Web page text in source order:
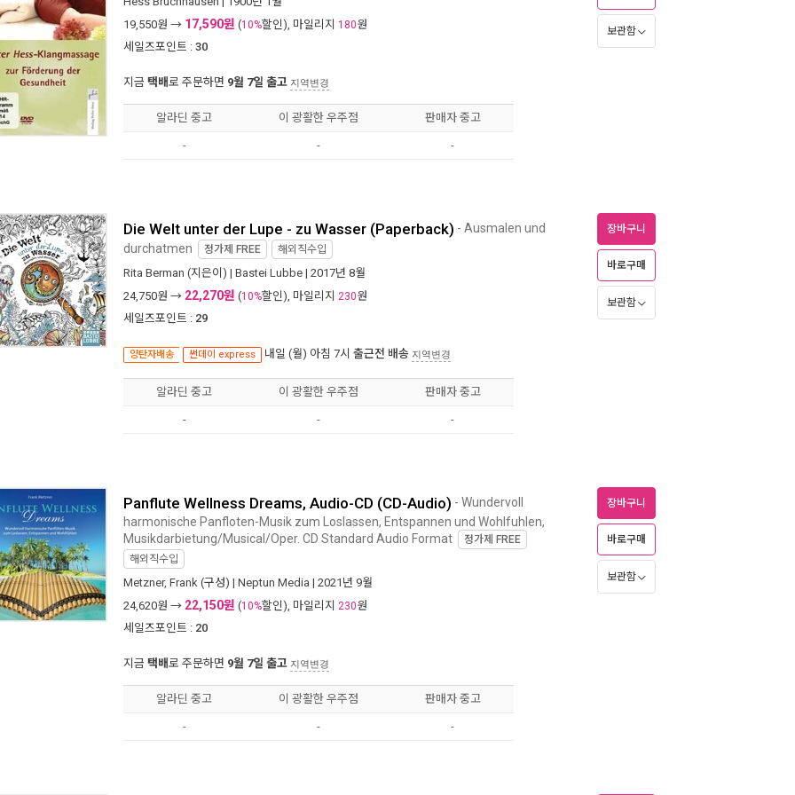
19,550원 → 17,590원 (10%할인), 마일리지 180원
세일즈포인트 : 30
지금 택배로 주문하면 9월 7일 출고 지역변경
보관함
알라딘 중고 이 광활한 우주점 판매자 중고
- - -
Die Welt unter der Lupe - zu Wasser (Paperback) - Ausmalen und
durchatmen 정가제 FREE 해외직수입
Rita Berman (지은이) | Bastei Lubbe | 2017년 8월
24,750원 → 22,270원 (10%할인), 마일리지 230원
세일즈포인트 : 29
양탄자배송 썬데이 express 내일 (월) 아침 7시 출근전 배송 지역변경
장바구니
바로구매
보관함
알라딘 중고 이 광활한 우주점 판매자 중고
- - -
Panflute Wellness Dreams, Audio-CD (CD-Audio) - Wundervoll
harmonische Panfloten-Musik zum Loslassen, Entspannen und Wohlfuhlen,
Musikdarbietung/Musical/Oper. CD Standard Audio Format
정가제
FREE
해외직수입
Metzner, Frank (구성) | Neptun Media | 2021년 9월
24,620원 → 22,150원 (10%할인), 마일리지 230원
세일즈포인트 : 20
지금 택배로 주문하면 9월 7일 출고 지역변경
장바구니
바로구매
보관함
알라딘 중고 이 광활한 우주점 판매자 중고
- - -